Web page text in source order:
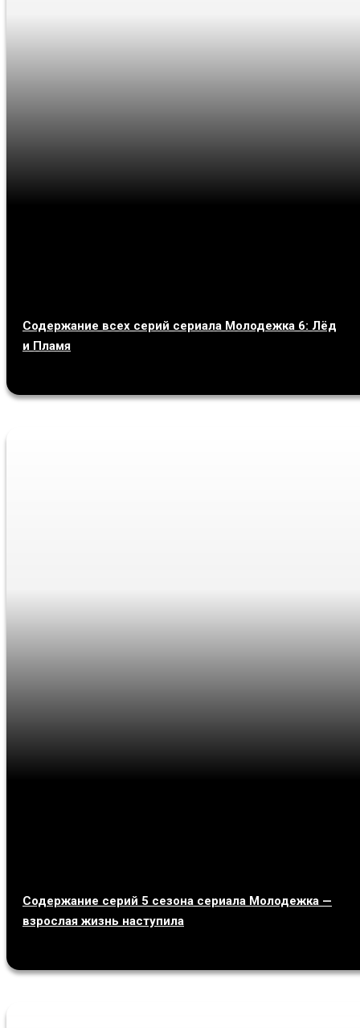
Содержание всех серий сериала Молодежка 6: Лёд
и Пламя
Содержание серий 5 сезона сериала Молодежка —
взрослая жизнь наступила